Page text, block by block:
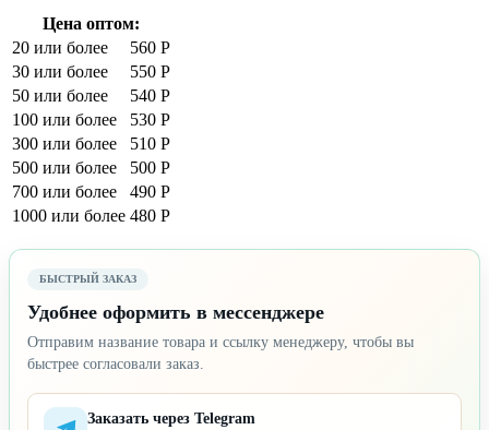
Цена оптом:
20 или более
560 Р
30 или более
550 Р
50 или более
540 Р
100 или более
530 Р
300 или более
510 Р
500 или более
500 Р
700 или более
490 Р
1000 или более 480 Р
БЫСТРЫЙ ЗАКАЗ
Удобнее оформить в мессенджере
Отправим название товара и ссылку менеджеру, чтобы вы
быстрее согласовали заказ.
Заказать через Telegram